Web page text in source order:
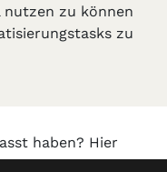
nutzen zu können
zu
haben? Hier